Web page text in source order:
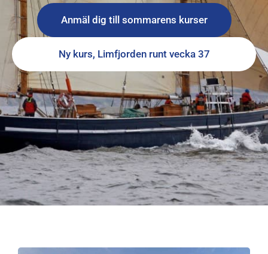
Anmäl dig till sommarens kurser
Ny kurs, Limfjorden runt vecka 37